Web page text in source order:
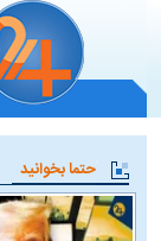
حتما بخوانید